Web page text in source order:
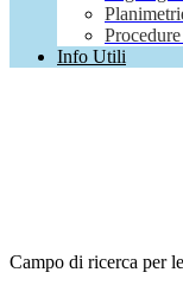
Procedure
Info Utili
Campo di ricerca per